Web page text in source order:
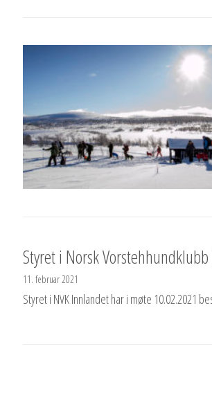
Styret i Norsk
11. februar 2021
Styret i NVK Innlandet har i møte 10.02.2021